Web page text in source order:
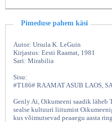
Pimeduse pahem käsi
Autor: Ursula K. LeGuin
Kirjastus: Eesti Raamat, 1981
Sari: Mirabilia
Sisu:
#T186# RAAMAT ASUB LAOS,
Genly Ai, Oikumeeni saadik läheb
sealse kultuuri liitumist
kus võimutsevad peaaegu aasta